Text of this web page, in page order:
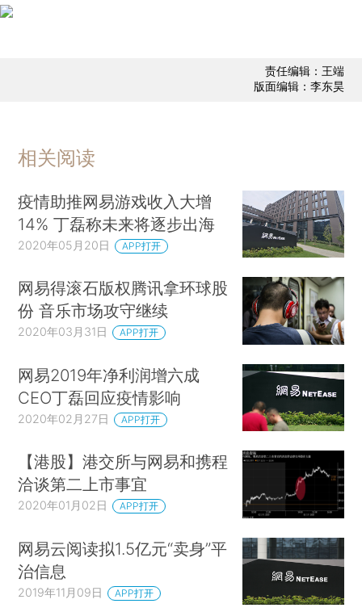
责任编辑：王端
版面编辑：李东昊
相关阅读
疫情助推网易游戏收入大增
14% 丁磊称未来将逐步出海
2020年05月20日 APP打开
网易得滚石版权腾讯拿环球股
份 音乐市场攻守继续
2020年03月31日 APP打开
网易2019年净利润增六成
CEO丁磊回应疫情影响
2020年02月27日 APP打开
【港股】港交所与网易和携程
洽谈第二上市事宜
2020年01月02日 APP打开
网易云阅读拟1.5亿元“卖身”平
治信息
2019年11月09日 APP打开